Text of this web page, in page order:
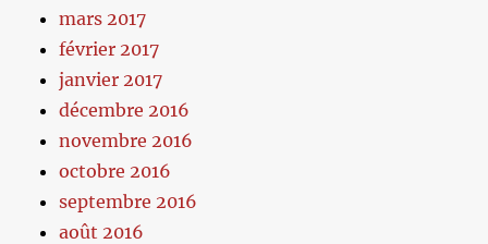
mars 2017
février 2017
janvier 2017
décembre 2016
novembre 2016
octobre 2016
septembre 2016
août 2016